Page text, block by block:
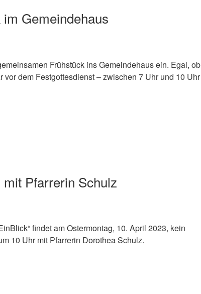
Gemeindehaus
Frühstück ins Gemeindehaus ein. Egal, ob
dem Festgottesdienst – zwischen 7 Uhr und 10 Uhr
Pfarrerin Schulz
findet am Ostermontag, 10. April 2023, kein
10 Uhr mit Pfarrerin Dorothea Schulz.